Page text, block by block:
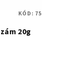
20g
KÓD: 75